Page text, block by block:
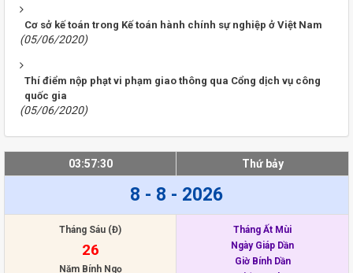
Cơ sở kế toán trong Kế toán hành chính sự nghiệp ở Việt Nam
(05/06/2020)
Thí điểm nộp phạt vi phạm giao thông qua Cổng dịch vụ công
quốc gia
(05/06/2020)
03:57:30 Thứ bảy
8 - 8 - 2026
Tháng Sáu (Đ)
26
Năm Bính Ngọ
Tháng Ất Mùi
Ngày Giáp Dần
Giờ Bính Dần